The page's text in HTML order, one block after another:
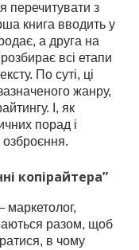
перечитувати з
книга вводить у
а друга на
всі етапи
По суті, ці
жанру,
І, як
порад і
копірайтера”
маркетолог,
разом, щоб
в чому